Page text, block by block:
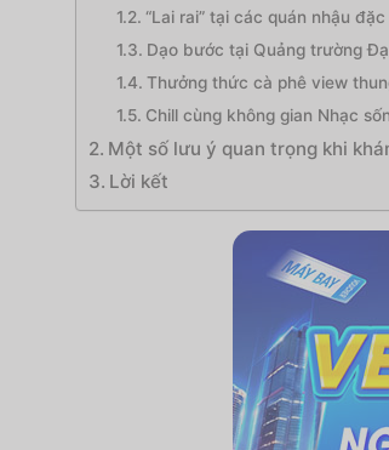
“Lai rai” tại các quán nhậu
Dạo bước tại Quảng trường
Thưởng thức cà phê view
Chill cùng không gian Nhạc
Một số lưu ý quan trọng khi
Lời kết